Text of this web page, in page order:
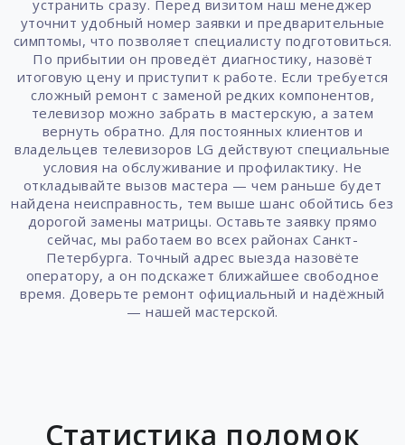
устранить сразу. Перед визитом наш менеджер
уточнит удобный номер заявки и предварительные
симптомы, что позволяет специалисту подготовиться.
По прибытии он проведёт диагностику, назовёт
итоговую цену и приступит к работе. Если требуется
сложный ремонт с заменой редких компонентов,
телевизор можно забрать в мастерскую, а затем
вернуть обратно. Для постоянных клиентов и
владельцев телевизоров LG действуют специальные
условия на обслуживание и профилактику. Не
откладывайте вызов мастера — чем раньше будет
найдена неисправность, тем выше шанс обойтись без
дорогой замены матрицы. Оставьте заявку прямо
сейчас, мы работаем во всех районах Санкт-
Петербурга. Точный адрес выезда назовёте
оператору, а он подскажет ближайшее свободное
время. Доверьте ремонт официальный и надёжный
— нашей мастерской.
Статистика поломок